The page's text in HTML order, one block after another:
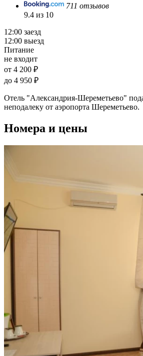
711 отзывов
9.4 из 10
12:00 заезд
12:00 выезд
Питание
не входит
от 4 200 ₽
до 4 950 ₽
Отель "Александрия-Шереметьево"
неподалеку от аэропорта Шереметьево.
Номера и цены